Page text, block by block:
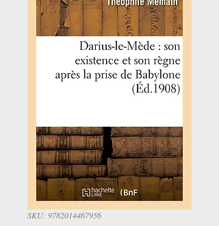
SKU: 9782014467956